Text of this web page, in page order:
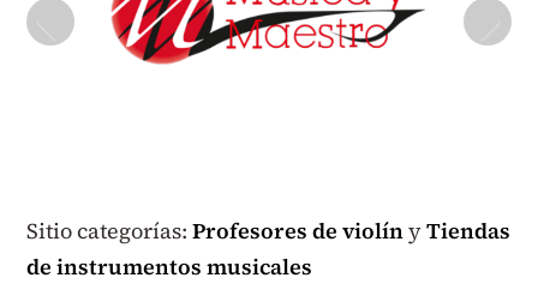
Sitio categorías:Profesores de violínyTiendas
de instrumentos musicales